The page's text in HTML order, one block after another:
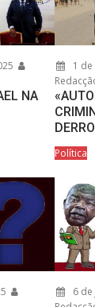
NA
1
Política
6 de